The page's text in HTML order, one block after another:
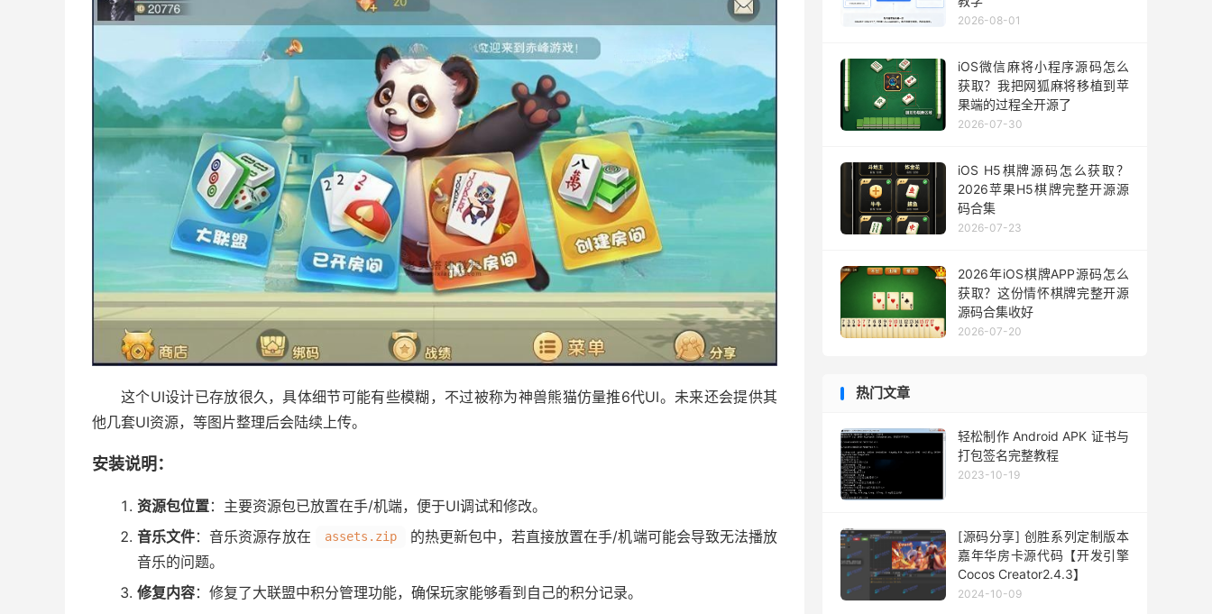
这个UI设计已存放很久，具体细节可能有些模糊，不过被称为神兽熊猫仿量推6代UI。未来还会提供其
他几套UI资源，等图片整理后会陆续上传。
安装说明：
资源包位置：主要资源包已放置在手/机端，便于UI调试和修改。
音乐文件：音乐资源存放在 assets.zip
的热更新包中，若直接放置在手/机端可能会导致无法播放
音乐的问题。
修复内容：修复了大联盟中积分管理功能，确保玩家能够看到自己的积分记录。
2026-08-01
iOS微信麻将小程序源码怎么
获取？我把网狐麻将移植到苹
果端的过程全开源了
2026-07-30
iOS H5棋牌源码怎么获取？
2026苹果H5棋牌完整开源源
码合集
2026-07-23
2026年iOS棋牌APP源码怎么
获取？这份情怀棋牌完整开源
源码合集收好
2026-07-20
热门文章
轻松制作 Android APK 证书与
打包签名完整教程
2023-10-19
[源码分享] 创胜系列定制版本
嘉年华房卡源代码【开发引擎
Cocos Creator2.4.3】
2024-10-09